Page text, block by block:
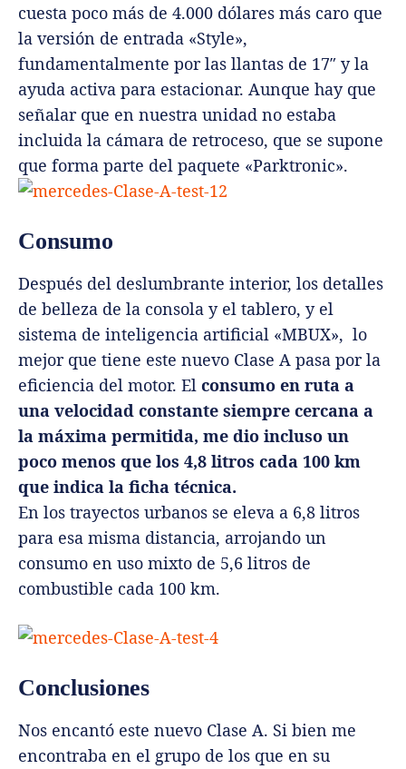
cuesta poco más de 4.000 dólares más caro que
la versión de entrada «Style»,
fundamentalmente por las llantas de 17″ y la
ayuda activa para estacionar. Aunque hay que
señalar que en nuestra unidad no estaba
incluida la cámara de retroceso, que se supone
que forma parte del paquete «Parktronic».
Consumo
Después del deslumbrante interior, los detalles
de belleza de la consola y el tablero, y el
sistema de inteligencia artificial «MBUX», lo
mejor que tiene este nuevo Clase A pasa por la
eficiencia del motor. El consumo en ruta a
una velocidad constante siempre cercana a
la máxima permitida, me dio incluso un
poco menos que los 4,8 litros cada 100 km
que indica la ficha técnica.
En los trayectos urbanos se eleva a 6,8 litros
para esa misma distancia, arrojando un
consumo en uso mixto de 5,6 litros de
combustible cada 100 km.
Conclusiones
Nos encantó este nuevo Clase A. Si bien me
encontraba en el grupo de los que en su